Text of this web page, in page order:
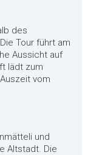
des
Tour führt am
Aussicht auf
lädt zum
vom
und
Altstadt. Die